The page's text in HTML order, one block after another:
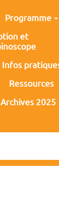
Programme
et
Infos
Ressources
Archives 2025